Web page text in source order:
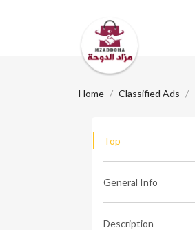
Home Classified Ads
Top
General Info
Description